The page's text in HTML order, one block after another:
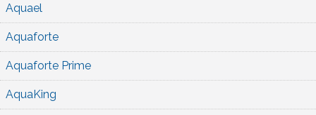
Aquael
Aquaforte
Aquaforte Prime
AquaKing